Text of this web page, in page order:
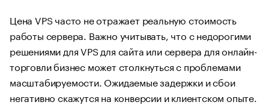
Цена VPS часто не отражает реальную стоимость
работы сервера. Важно учитывать, что с недорогими
решениями для VPS для сайта или сервера для онлайн-
торговли бизнес может столкнуться с проблемами
масштабируемости. Ожидаемые задержки и сбои
негативно скажутся на конверсии и клиентском опыте.